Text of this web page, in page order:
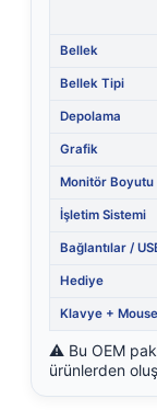
Bellek
Bellek Tipi
Depolama
Grafik
Monitör Boyutu
İşletim Sistemi
Bağlantılar /
Hediye
Klavye + Mouse
⚠️ Bu OEM
ürünlerden